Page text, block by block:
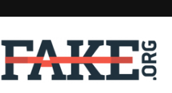
StopFake